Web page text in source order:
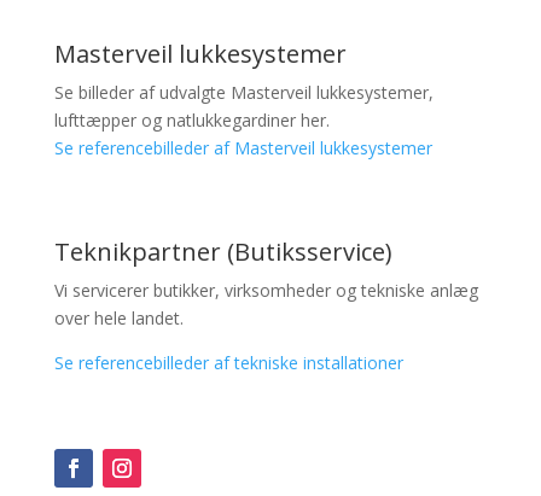
Masterveil lukkesystemer
Se billeder af udvalgte Masterveil lukkesystemer,
lufttæpper og natlukkegardiner her.
Se referencebilleder af Masterveil lukkesystemer
Teknikpartner (Butiksservice)
Vi servicerer butikker, virksomheder og tekniske anlæg
over hele landet.
Se referencebilleder af tekniske installationer